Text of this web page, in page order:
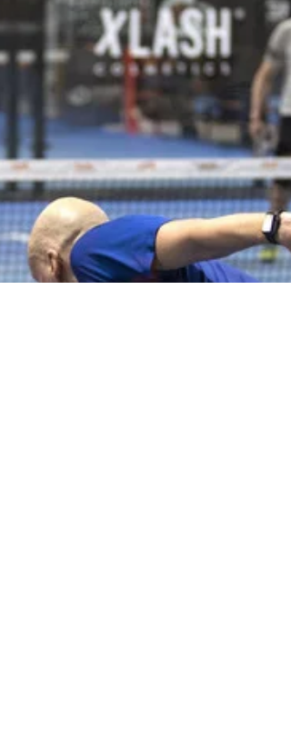
IL PROGRAMMA IA CHE AFFINA
LA CURA DELL'ICTUS
L’ictus continua a rappresentare una delle
principali emergenze sanitarie: è la seconda
causa di morte dopo le malattie
e, tra chi sopravvive, solo il 12% riesce a
completamente alla vita precedente